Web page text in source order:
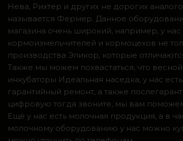
Нева, Рихтер и других не дорогих
называется Фермер. Данное
магазина очень широкий, например, у
кормоизмельчителей и кормоцехов не
производства Эликор, которые
Также мы можем похвастаться, что
инкубаторы Идеальная наседка, у нас
гарантийный ремонт, а также
цифровую тогда звоните, мы вам
Ещё у нас есть молочная продукция, а в
молочному оборудованию у нас можно